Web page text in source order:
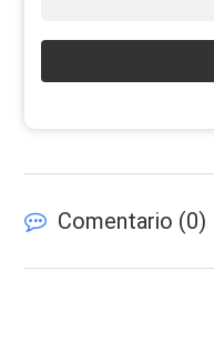
Comentario (0)